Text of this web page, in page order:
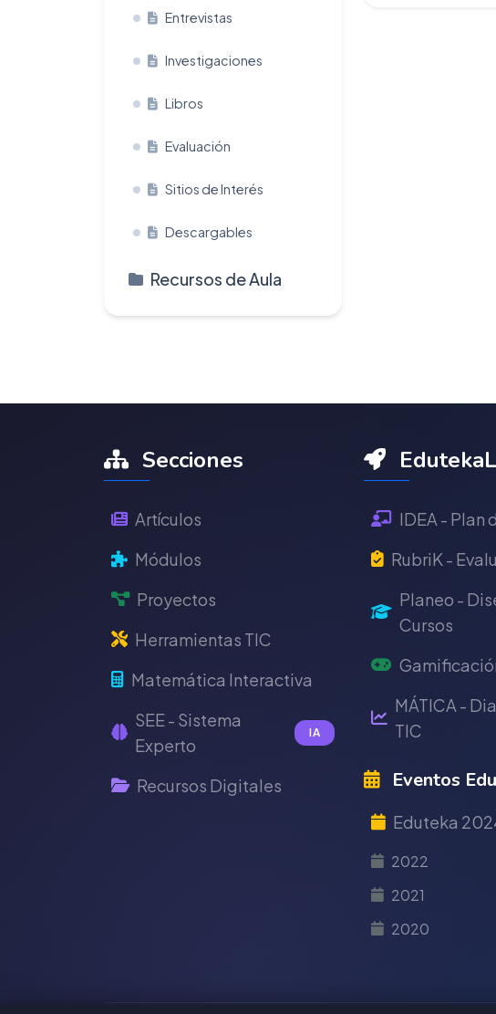
Entrevistas
Investigaciones
Libros
Evaluación
Sitios de Interés
Descargables
Recursos de Aula
Secciones
Artículos
Módulos
Proyectos
Herramientas TIC
Matemática Interactiva
SEE - Sistema
Experto
IA
Recursos Digitales
IDEA - Plan
RubriK -
Planeo -
Cursos
MÁTICA -
TIC
Eventos
Eduteka
2022
2021
2020